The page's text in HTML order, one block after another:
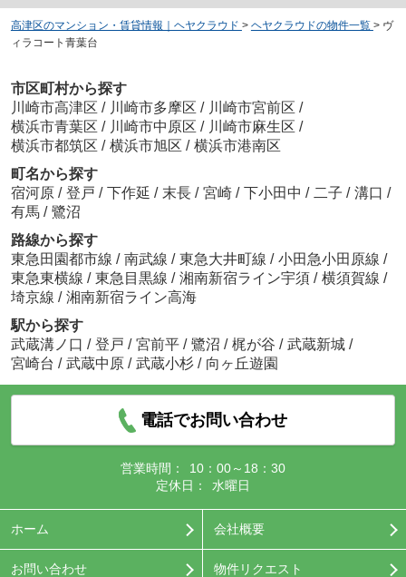
高津区のマンション・賃貸情報｜ヘヤクラウド > ヘヤクラウドの物件一覧 > ヴ
ィラコート青葉台
市区町村から探す
川崎市高津区 / 川崎市多摩区 / 川崎市宮前区 /
横浜市青葉区 / 川崎市中原区 / 川崎市麻生区 /
横浜市都筑区 / 横浜市旭区 / 横浜市港南区
町名から探す
宿河原 / 登戸 / 下作延 / 末長 / 宮崎 / 下小田中 / 二子 / 溝口 /
有馬 / 鷺沼
路線から探す
東急田園都市線 / 南武線 / 東急大井町線 / 小田急小田原線 /
東急東横線 / 東急目黒線 / 湘南新宿ライン宇須 / 横須賀線 /
埼京線 / 湘南新宿ライン高海
駅から探す
武蔵溝ノ口 / 登戸 / 宮前平 / 鷺沼 / 梶が谷 / 武蔵新城 /
宮崎台 / 武蔵中原 / 武蔵小杉 / 向ヶ丘遊園
電話でお問い合わせ
営業時間：
10：00～18：30
定休日：
水曜日
ホーム 会社概要
お問い合わせ 物件リクエスト